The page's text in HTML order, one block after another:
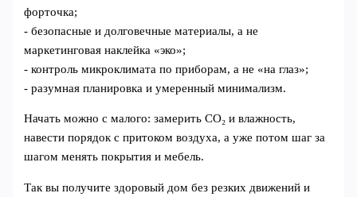
форточка;
- безопасные и долговечные материалы, а не
маркетинговая наклейка «эко»;
- контроль микроклимата по приборам, а не «на глаз»;
- разумная планировка и умеренный минимализм.
Начать можно с малого: замерить CO₂ и влажность,
навести порядок с притоком воздуха, а уже потом шаг за
шагом менять покрытия и мебель.
Так вы получите здоровый дом без резких движений и